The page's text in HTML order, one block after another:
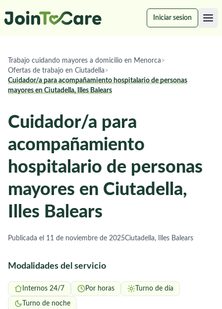
Iniciar sesion
Trabajo cuidando mayores a domicilio en Menorca>
Ofertas de trabajo en Ciutadella>
Cuidador/a para acompañamiento hospitalario de personas
mayores en Ciutadella, Illes Balears
Cuidador/a para
acompañamiento
hospitalario de personas
mayores en Ciutadella,
Illes Balears
Publicada el 11 de noviembre de 2025Ciutadella, Illes Balears
Modalidades del servicio
Internos 24/7 Por horas Turno de día
Turno de noche